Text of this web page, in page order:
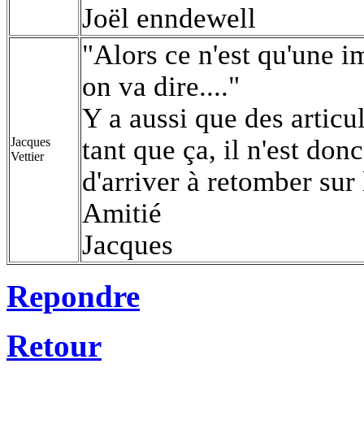
Joël enndewell
Jacques
Vettier
"Alors ce n'est qu'une
on va dire...."
Y a aussi que des
tant que ça, il n'est
d'arriver à retomber sur
Amitié
Jacques
Repondre
Retour